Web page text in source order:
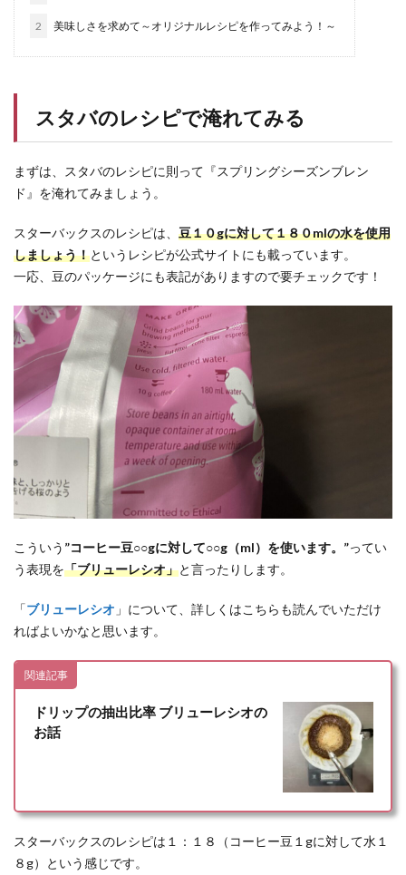
2 美味しさを求めて～オリジナルレシピを作ってみよう！～
スタバのレシピで淹れてみる
まずは、スタバのレシピに則って『スプリングシーズンブレン
ド』を淹れてみましょう。
スターバックスのレシピは、 豆１０gに対して１８０mlの水を使用
しましょう！というレシピが公式サイトにも載っています。
一応、豆のパッケージにも表記がありますので要チェックです！
こういう ”コーヒー豆○○gに対して○○g（ml）を使います。”ってい
う表現を「ブリューレシオ」と言ったりします。
「ブリューレシオ 」について、詳しくはこちらも読んでいただけ
ればよいかなと思います。
関連記事
ドリップの抽出比率 ブリューレシオの
お話
スターバックスのレシピは１：１８（コーヒー豆１gに対して水１
８g）という感じです。